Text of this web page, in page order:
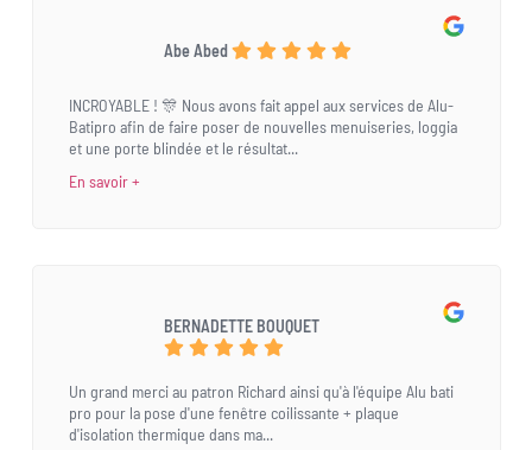
Abe Abed
INCROYABLE ! 🎊 Nous avons fait appel aux services de Alu-
Batipro afin de faire poser de nouvelles menuiseries, loggia
et une porte blindée et le résultat...
En savoir +
BERNADETTE BOUQUET
Un grand merci au patron Richard ainsi qu'à l'équipe Alu bati
pro pour la pose d'une fenêtre coilissante + plaque
d'isolation thermique dans ma...